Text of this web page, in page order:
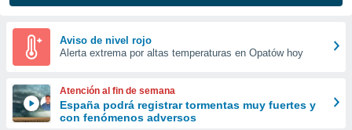
y
forma
digital
basada
Aviso de nivel rojo
Alerta extrema por altas temperaturas en Opatów hoy
Atención al fin de semana
España podrá registrar tormentas muy fuertes y
con fenómenos adversos